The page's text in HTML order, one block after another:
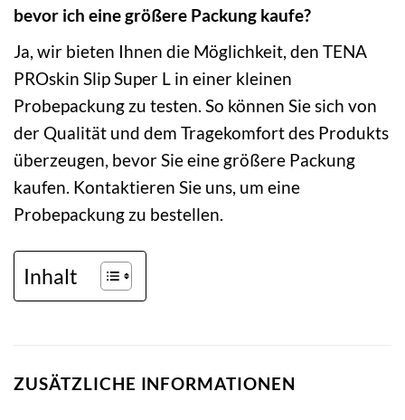
bevor ich eine größere Packung kaufe?
Ja, wir bieten Ihnen die Möglichkeit, den TENA
PROskin Slip Super L in einer kleinen
Probepackung zu testen. So können Sie sich von
der Qualität und dem Tragekomfort des Produkts
überzeugen, bevor Sie eine größere Packung
kaufen. Kontaktieren Sie uns, um eine
Probepackung zu bestellen.
Inhalt
ZUSÄTZLICHE INFORMATIONEN